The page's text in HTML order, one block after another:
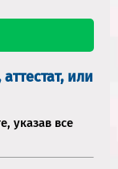
или
указав все